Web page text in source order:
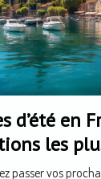
d’été en
les
passer vos